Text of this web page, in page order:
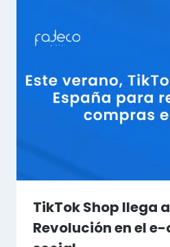
TikTok Shop llega
Revolución en el